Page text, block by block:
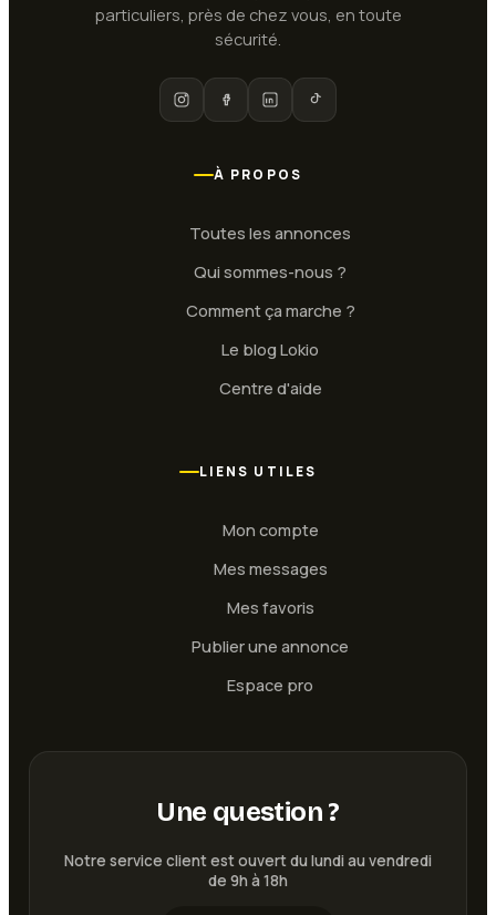
particuliers, près de chez vous, en toute
sécurité.
À PROPOS
Toutes les annonces
Qui sommes-nous ?
Comment ça marche ?
Le blog Lokio
Centre d'aide
LIENS UTILES
Mon compte
Mes messages
Mes favoris
Publier une annonce
Espace pro
Une question ?
Notre service client est ouvert du lundi au vendredi
de 9h à 18h